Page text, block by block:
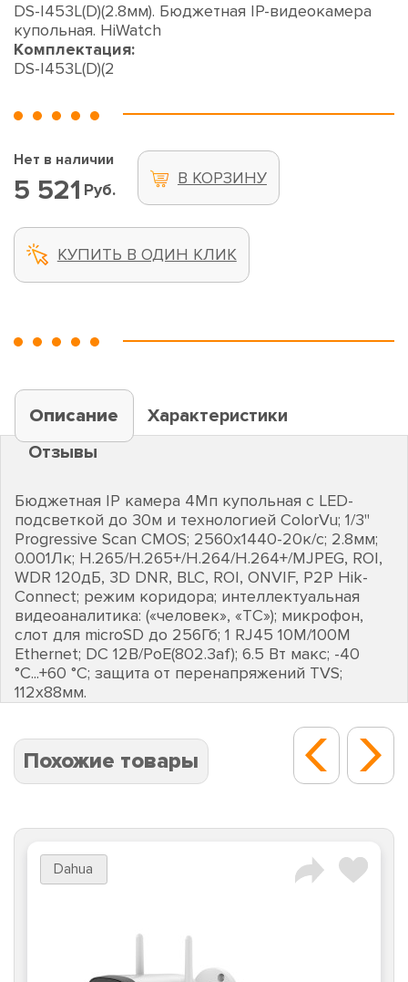
DS-I453L(D)(2.8мм). Бюджетная IP-видеокамера
купольная. HiWatch
Комплектация:
DS-I453L(D)(2
Нет в наличии
5 521 Руб.
В КОРЗИНУ
КУПИТЬ В ОДИН КЛИК
Описание
Характеристики
Отзывы
Бюджетная IP камера 4Мп купольная с LED-
подсветкой до 30м и технологией ColorVu; 1/3''
Progressive Scan CMOS; 2560х1440-20к/с; 2.8мм;
0.001Лк; H.265/H.265+/H.264/H.264+/MJPEG, ROI,
WDR 120дБ, 3D DNR, BLC, ROI, ONVIF, P2P Hik-
Connect; режим коридора; интеллектуальная
видеоаналитика: («человек», «ТС»); микрофон,
слот для microSD до 256Гб; 1 RJ45 10M/100M
Ethernet; DC 12В/PoE(802.3af); 6.5 Вт макс; -40
°C...+60 °C; защита от перенапряжений TVS;
112х88мм.
Похожие товары
Dahua